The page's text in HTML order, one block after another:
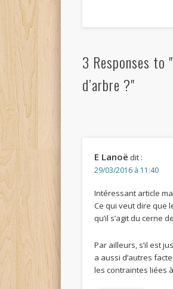
3 Responses to
d’arbre ?"
E Lanoë dit :
29/03/2016 à 11:40
Intéressant article
Ce qui veut dire que
qu’il s’agit du cerne
Par ailleurs, s’il est
a aussi d’autres
les contraintes liées